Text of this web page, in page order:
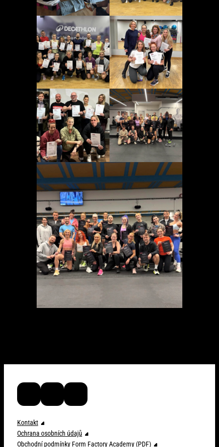
ffacademy_cz
FF Academyffacademy_cz
Kontakt
Ochrana osobních údajů
Obchodní podmínky Form Factory Academy (PDF)